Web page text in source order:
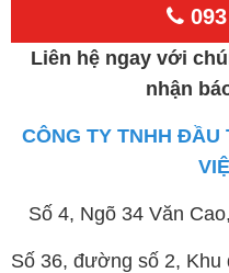
Liên hệ ngay với
nhận
CÔNG TY TNHH
Số 4, Ngõ 34 Văn
Số 36, đường số 2,